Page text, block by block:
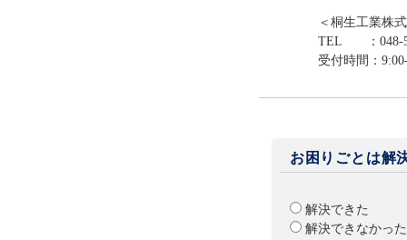
＜桐生工業株
TEL ：048-
受付時間：
お困りごとは解
解決できた
解決できなかった